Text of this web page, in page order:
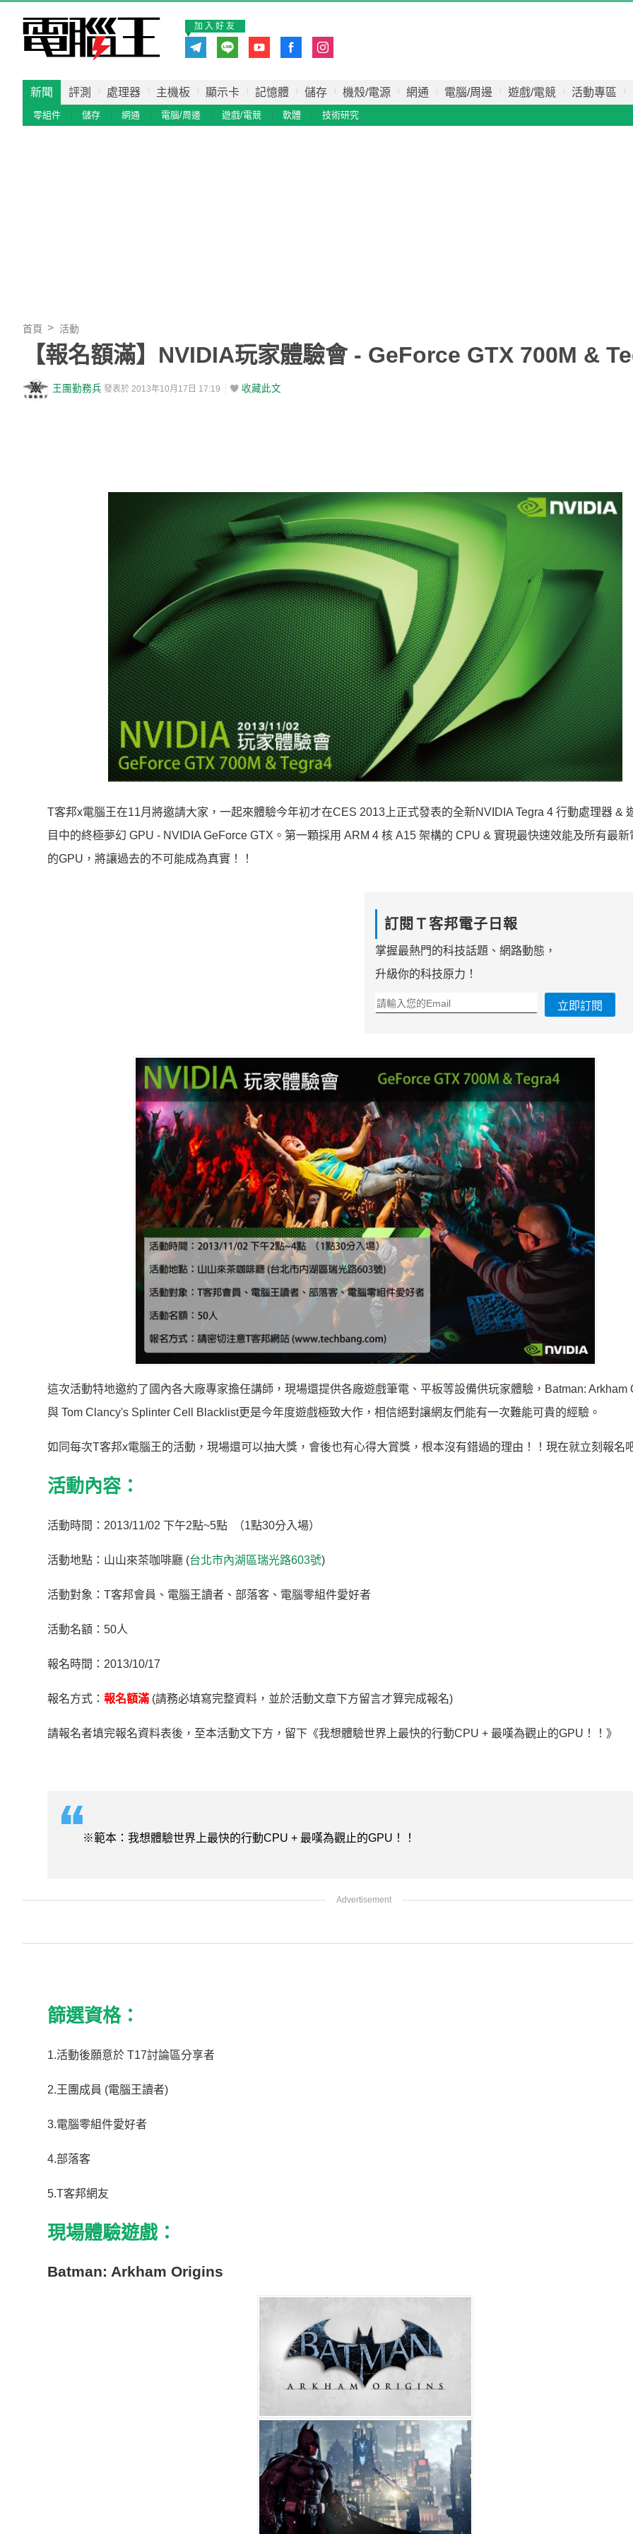
加入好友
新聞 評測 處理器 主機板 顯示卡 記憶體 儲存 機殼/電源 網通 電腦/周邊 遊戲/電競 活動專區
零組件 儲存 網通 電腦/周邊 遊戲/電競 軟體 技術研究
首頁 活動
【報名額滿】NVIDIA玩家體驗會 - GeForce GTX 700M &
王團勤務兵 發表於 2013年10月17日 17:19 收藏此文
T客邦x電腦王在11月將邀請大家，一起來體驗今年初才在CES 2013上正式發表的全新NVIDIA Tegra 4 行動處理器 &
目中的終極夢幻 GPU - NVIDIA GeForce GTX。第一顆採用 ARM 4 核 A15 架構的 CPU & 實現最快速效能及所有最新
的GPU，將讓過去的不可能成為真實！！
訂閱Ｔ客邦電子日報
掌握最熱門的科技話題、網路動態，
升級你的科技原力！
立即訂閱
這次活動特地邀約了國內各大廠專家擔任講師，現場還提供各廠遊戲筆電、平板等設備供玩家體驗，Batman: Arkham
與 Tom Clancy's Splinter Cell Blacklist更是今年度遊戲極致大作，相信絕對讓網友們能有一次難能可貴的經驗。
如同每次T客邦x電腦王的活動，現場還可以抽大獎，會後也有心得大賞獎，根本沒有錯過的理由！！現在就立刻報名
活動內容：
活動時間：2013/11/02 下午2點~5點 （1點30分入場）
活動地點：山山來茶咖啡廳 (台北市內湖區瑞光路603號)
活動對象：T客邦會員、電腦王讀者、部落客、電腦零組件愛好者
活動名額：50人
報名時間：2013/10/17
報名方式： 報名額滿 (請務必填寫完整資料，並於活動文章下方留言才算完成報名)
請報名者填完報名資料表後，至本活動文下方，留下《我想體驗世界上最快的行動CPU + 最嘆為觀止的GPU！！》
※範本：我想體驗世界上最快的行動CPU + 最嘆為觀止的GPU！！
篩選資格：
1.活動後願意於 T17討論區分享者
2.王團成員 (電腦王讀者)
3.電腦零組件愛好者
4.部落客
5.T客邦網友
現場體驗遊戲：
Batman: Arkham Origins